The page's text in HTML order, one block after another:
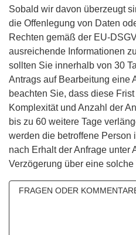
Sobald wir davon überzeugt
die Offenlegung von Daten
Rechten gemäß der EU-
ausreichende Informationen
sollten Sie innerhalb von 30
Antrags auf Bearbeitung eine
beachten Sie, dass diese
Komplexität und Anzahl der
bis zu 60 weitere Tage
werden die betroffene Person
nach Erhalt der Anfrage unter
Verzögerung über eine